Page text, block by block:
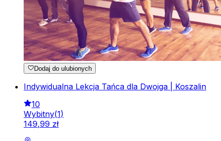
Dodaj do ulubionych
Indywidualna Lekcja Tańca dla Dwojga | Koszalin
10
Wybitny(1)
149,99 zł